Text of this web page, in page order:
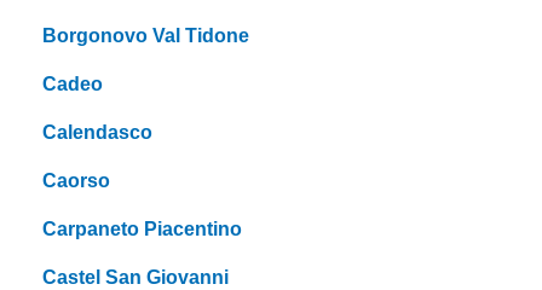
Borgonovo Val Tidone
Cadeo
Calendasco
Caorso
Carpaneto Piacentino
Castel San Giovanni